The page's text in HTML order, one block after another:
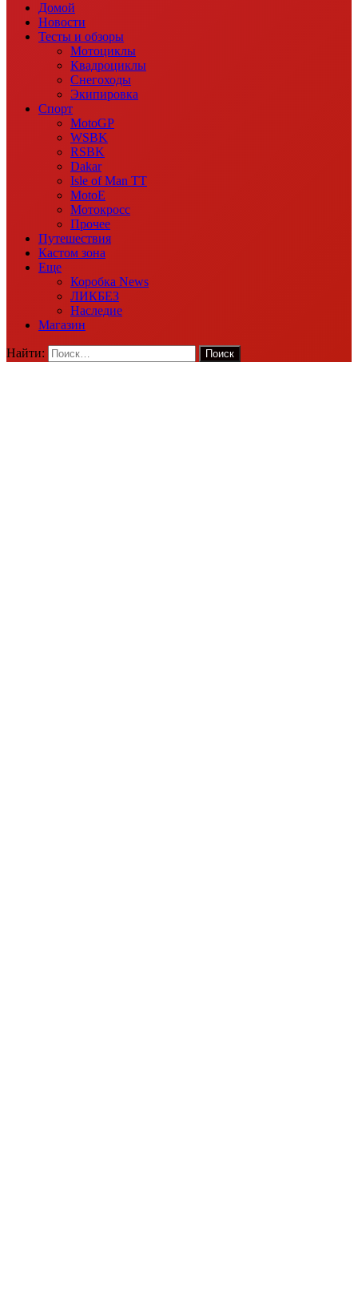
Домой
Новости
Тесты и обзоры
Мотоциклы
Квадроциклы
Снегоходы
Экипировка
Спорт
MotoGP
WSBK
RSBK
Dakar
Isle of Man TT
MotoE
Мотокросс
Прочее
Путешествия
Кастом зона
Еще
Коробка News
ЛИКБЕЗ
Наследие
Магазин
Найти: